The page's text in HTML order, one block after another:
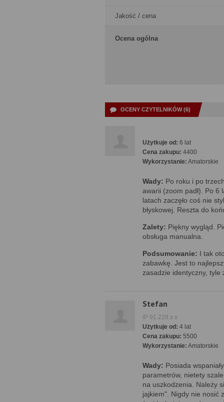
Jakość / cena
Ocena ogólna
OCENY CZYTELNIKÓW (6)
Użytkuje od: 6 lat
Cena zakupu: 4400
Wykorzystanie: Amatorskie
Wady: Po roku i po
awarii (zoom padł). Po 6
latach zaczęło coś nie
błyskowej. Reszta do
Zalety: Piękny wygląd.
obsługa manualna.
Podsumowanie: I tak
zabawkę. Jest to
zasadzie identyczny, tyle
Stefan
IP 91.228.x.x
Użytkuje od: 4 lat
Cena zakupu: 5500
Wykorzystanie: Amatorskie
Wady: Posiada
parametrów, nietety
na uszkodzenia. Należy
jajkiem". Nigdy nie nosić